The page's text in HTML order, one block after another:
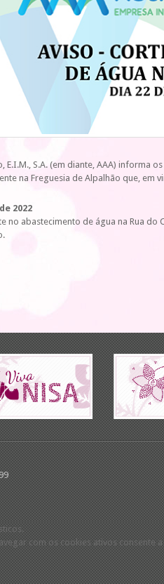
E.I.M., S.A. (em diante, AAA) informa
na Freguesia de Alpalhão que,
2022
no abastecimento de água na Rua do
com os cookies ativos consente